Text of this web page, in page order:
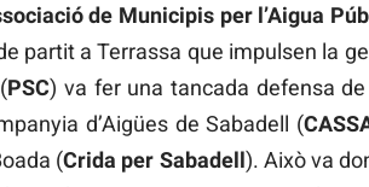
de Municipis per l’Aigua
partit a Terrassa que impulsen la
PSC) va fer una tancada defensa de
d’Aigües de Sabadell (
(Crida per Sabadell). Això va